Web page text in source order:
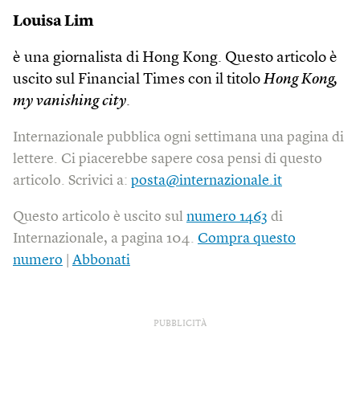
Louisa Lim
è una giornalista di Hong Kong. Questo articolo è
uscito sul Financial Times con il titolo Hong Kong,
my vanishing city.
Internazionale pubblica ogni settimana una pagina di
lettere. Ci piacerebbe sapere cosa pensi di questo
articolo. Scrivici a: posta@internazionale.it
Questo articolo è uscito sul numero 1463 di
Internazionale, a pagina 104. Compra questo
numero
Abbonati
PUBBLICITÀ